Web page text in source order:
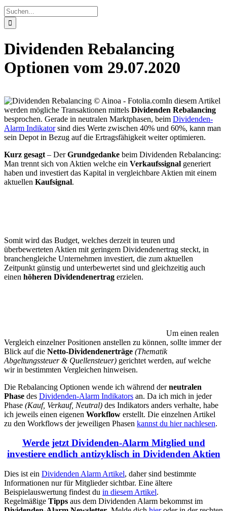
Suche
nach:
Dividenden Rebalancing
Optionen vom 29.07.2020
In diesem Artikel
werden mögliche Transaktionen mittels Dividenden Rebalancing
besprochen. Gerade in neutralen Marktphasen, beim Dividenden-
Alarm Indikatorsind dies Werte zwischen 40% und 60%, kann man
sein Depot in Bezug auf die Ertragsfähigkeit weiter optimieren.
Kurz gesagt – DerGrundgedanke beim Dividenden Rebalancing:
Man trennt sich von Aktien welche ein Verkaufssignal generiert
haben und investiert das Kapital in vergleichbare Aktien mit einem
aktuellen Kaufsignal.
Somit wird das Budget, welches derzeit in teuren und
überbewerteten Aktien mit geringem Dividendenertrag steckt, in
branchengleiche Unternehmen investiert, die zum aktuellen
Zeitpunkt günstig und unterbewertet sind und gleichzeitig auch
einen höheren Dividendenertrag erzielen.
Um einen realen
Vergleich einzelner Positionen anstellen zu können, sollte immer der
Blick auf die Netto-Dividendenerträge (Thematik
Abgeltungssteuer & Quellensteuer) gerichtet werden, auf welche
wir in bestimmten Vergleichen hinweisen.
Die Rebalancing Optionen wende ich während derneutralen
Phase des Dividenden-Alarm Indikators an. Da ich mich in jeder
Phase (Kauf, Verkauf, Neutral) des Indikators anders verhalte, habe
ich jeweils einen eigenen Workflow erstellt. Die einzelnen Artikel
zu den Workflows der jeweiligen Phasen kannst du hier nachlesen.
Werde jetzt Dividenden-Alarm Mitglied und
investiere endlich antizyklisch in Dividenden Aktien
Dies ist ein Dividenden Alarm Artikel, daher sind bestimmte
Informationen nur für Mitglieder sichtbar. Eine ältere
Beispielauswertung findest du in diesem Artikel.
Regelmäßige Tipps aus dem Dividenden Alarm bekommst im